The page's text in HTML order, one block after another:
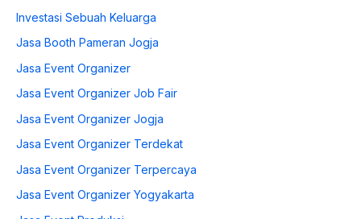
Investasi Sebuah Keluarga
Jasa Booth Pameran Jogja
Jasa Event Organizer
Jasa Event Organizer Job Fair
Jasa Event Organizer Jogja
Jasa Event Organizer Terdekat
Jasa Event Organizer Terpercaya
Jasa Event Organizer Yogyakarta